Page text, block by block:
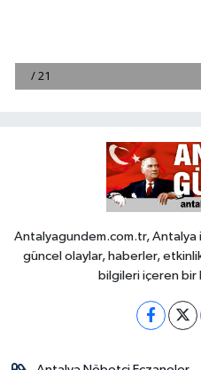
Antalyagundem.com.tr, Antalya
güncel olaylar, haberler,
bilgileri içeren bir